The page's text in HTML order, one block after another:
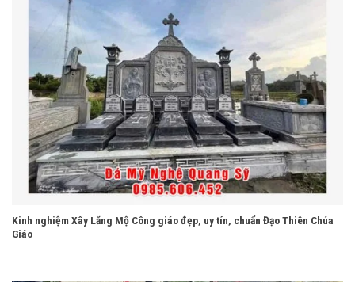
Kinh nghiệm Xây Lăng Mộ Công giáo đẹp, uy tín, chuẩn Đạo Thiên Chúa
Giáo